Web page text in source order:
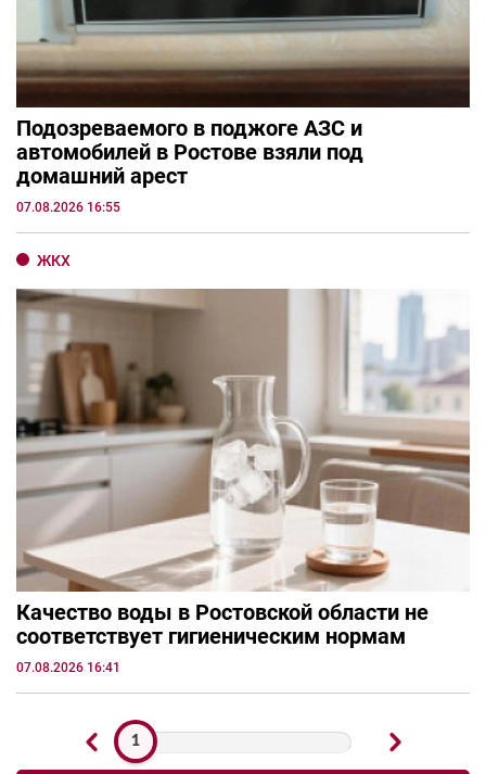
Подозреваемого в поджоге АЗС и
автомобилей в Ростове взяли под
домашний арест
07.08.2026 16:55
ЖКХ
Качество воды в Ростовской области не
соответствует гигиеническим нормам
07.08.2026 16:41
1